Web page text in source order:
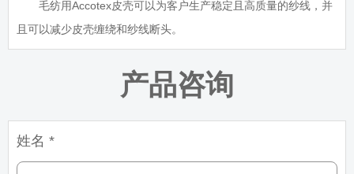
毛纺用Accotex皮壳可以为客户生产稳定且高质量的纱线，并
且可以减少皮壳缠绕和纱线断头。
产品咨询
姓名 *